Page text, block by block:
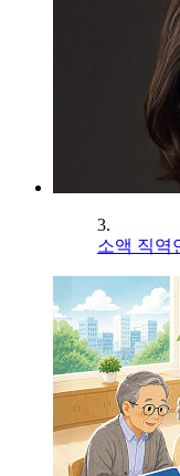
3.
소액 직역